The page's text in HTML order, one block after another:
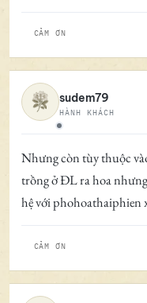
CẢM ƠN
Ngoại tuyến
sudem79
HÀNH KHÁCH
Nhưng còn tùy thuộc
trồng ở ĐL ra hoa
hệ với phohoathaiphien
CẢM ƠN